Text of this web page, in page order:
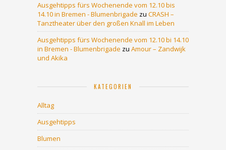
Ausgehtipps fürs Wochenende vom 12.10 bis
14.10 in Bremen - Blumenbrigade zu CRASH –
Tanztheater über den großen Knall im Leben
Ausgehtipps fürs Wochenende vom 12.10 bi 14.10
in Bremen - Blumenbrigade zu Amour – Zandwijk
und Akika
KATEGORIEN
Alltag
Ausgehtipps
Blumen